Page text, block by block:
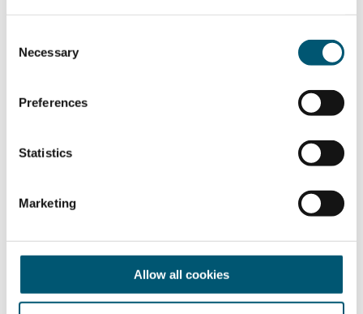
Necessary
Preferences
Statistics
Marketing
Allow all cookies